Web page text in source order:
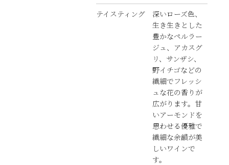
テイスティング
深いローズ色、
生き生きとした
豊かなペルラー
ジュ、アカスグ
リ、サンザシ、
野イチゴなどの
繊細でフレッシ
ュな花の香りが
広がります。甘
いアーモンドを
思わせる優雅で
繊細な余韻が美
しいワインで
す。